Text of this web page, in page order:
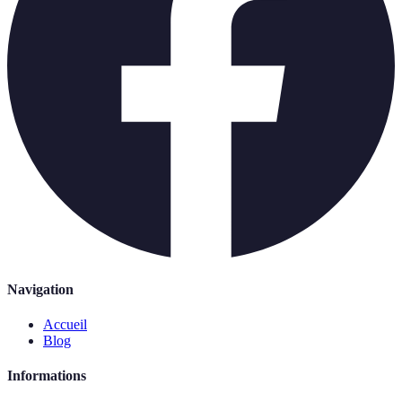
Navigation
Accueil
Blog
Informations